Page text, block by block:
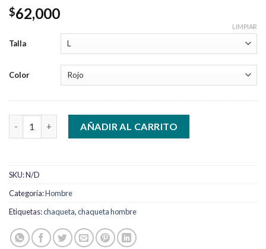
$62,000
Talla
Color
LIMPIAR
Chaqueta rompevientos para caballero 90% impermeable
AÑADIR AL CARRITO
SKU:N/D
Categoría:Hombre
Etiquetas:chaqueta,chaqueta hombre